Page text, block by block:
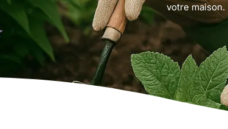
votre maison.